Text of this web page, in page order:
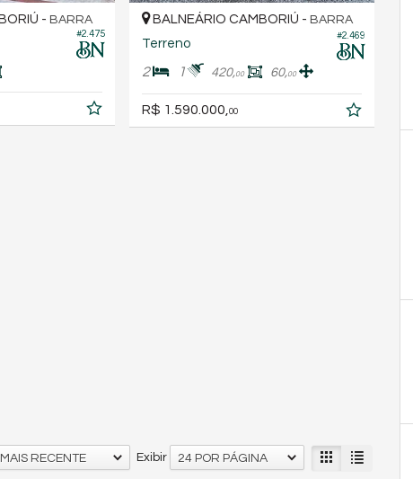
#2.475
- BARRA
#2.469
BALNEÁRIO CAMBORIÚ - BARRA
Terreno
2 1 420,00 60,00
R$ 1.590.000,00
Exibir 24 POR PÁGINA
RECENTE